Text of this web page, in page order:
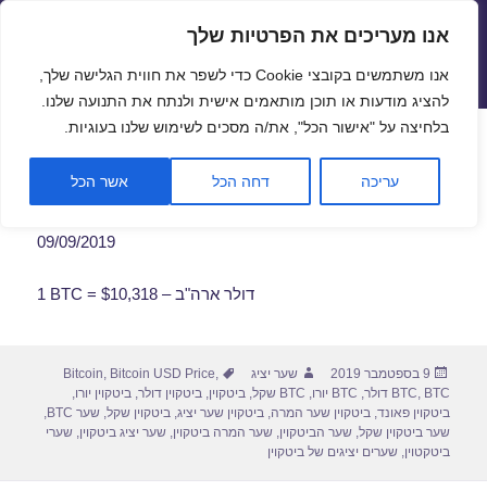
פתח
אנו מעריכים את הפרטיות שלך
אנו משתמשים בקובצי Cookie כדי לשפר את חווית הגלישה שלך,
להציג מודעות או תוכן מותאמים אישית ולנתח את התנועה שלנו.
בלחיצה על "אישור הכל", את/ה מסכים לשימוש שלנו בעוגיות.
עריכה דחה הכל אשר הכל
שערי חליפין יציגים – שער יציג
תפריטים
ווידג'טים
שער ביטקוין לתאריך 09/09/2019
09/09/2019
1 BTC = $10,318 – דולר ארה"ב
פורסם
בתאריך
9 בספטמבר 2019 מחבר
שער יציג תגיות Bitcoin, Bitcoin USD Price,
BTC, BTC דולר , BTC יורו , BTC שקל ,ביטקוין,ביטקוין דולר,ביטקוין יורו,
ביטקוין פאונד,ביטקוין שער המרה,ביטקוין שער יציג,ביטקוין שקל,שער BTC
,
שער ביטקוין שקל,שער הביטקוין,שער המרה ביטקוין,שער יציג ביטקוין,שערי
ביטקטוין,שערים יציגים של ביטקוין